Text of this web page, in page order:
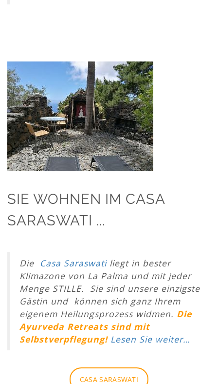
SIE WOHNEN IM CASA
SARASWATI ...
Die Casa Saraswati liegt in bester
Klimazone von La Palma und mit jeder
Menge STILLE. Sie sind unsere einzigste
Gästin und können sich ganz Ihrem
eigenem Heilungsprozess widmen. Die
Ayurveda Retreats sind mit
Selbstverpflegung! Lesen Sie weiter…
CASA SARASWATI